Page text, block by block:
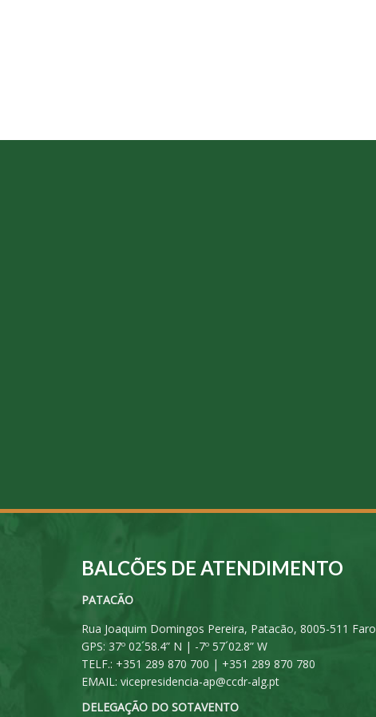
BALCÕES DE ATENDIMENTO
PATACÃO
Rua Joaquim Domingos Pereira, Patacão, 8005-511 Faro
GPS: 37º 02´58.4” N | -7º 57´02.8” W
TELF.: +351 289 870 700 | +351 289 870 780
EMAIL: vicepresidencia-ap@ccdr-alg.pt
DELEGAÇÃO DO SOTAVENTO